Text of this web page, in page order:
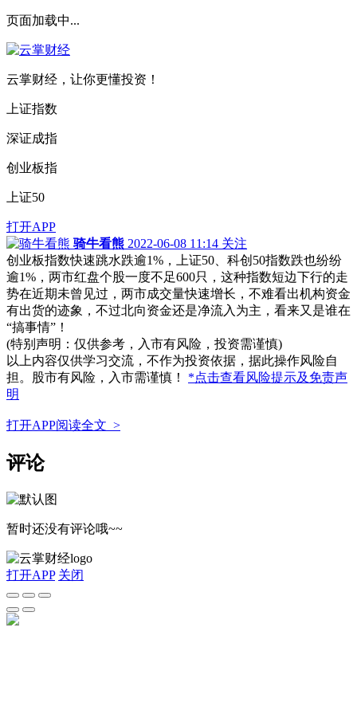
页面加载中...
云掌财经，让你更懂投资！
上证指数
深证成指
创业板指
上证50
打开APP
骑牛看熊 2022-06-08 11:14 关注
创业板指数快速跳水跌逾1%，上证50、科创50指数跌也纷纷
逾1%，两市红盘个股一度不足600只，这种指数短边下行的走
势在近期未曾见过，两市成交量快速增长，不难看出机构资金
有出货的迹象，不过北向资金还是净流入为主，看来又是谁在
“搞事情”！
(特别声明：仅供参考，入市有风险，投资需谨慎)
以上内容仅供学习交流，不作为投资依据，据此操作风险自
担。股市有风险，入市需谨慎！ *点击查看风险提示及免责声
明
打开APP阅读全文 >
评论
暂时还没有评论哦~~
打开APP 关闭